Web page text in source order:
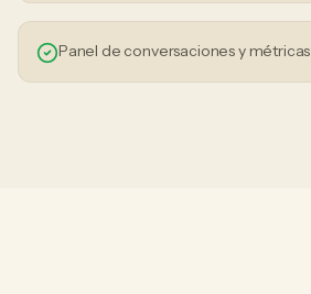
Panel de conversaciones y métricas